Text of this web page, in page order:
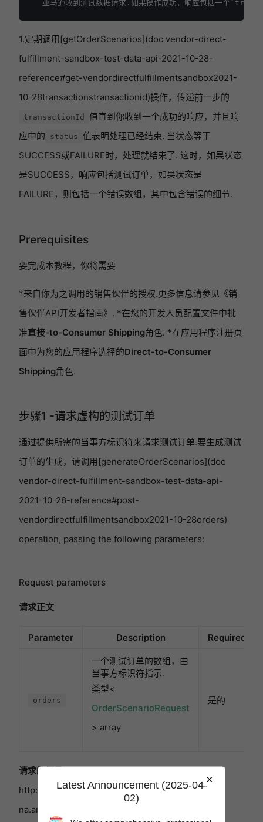
1.定期调用[getOrderScenarios](doc vendor-direct-
fulfillment-sandbox-test-data-api-2021-10-28-
reference#get-vendordirectfulfillmentsandbox2021-
10-28transactionstransactionid)操作，传递前一步的
transactionId
值直到你收到一个成功的响应，并且响
应中的
status 值表明处理已经结束. 当状态等于
SUCCESS或FAILURE时，处理就结束了. 这时，如果状态
是SUCCESS，响应包括测试订单，如果状态是
FAILURE，则包括一个错误数组，其中包含错误的细节.
Prerequisites
要完成本教程，你将需要
*来自你为之调用的销售伙伴的授权.更多信息请参见《销
售伙伴API开发者指南》. *在您的开发人员配置文件中批
准直接-to-Consumer Shipping角色. *在应用程序注册页
面中为您的应用程序选择的Direct-to-Consumer
Shipping角色.
步骤1 -请求虚构的测试订单
通过提供所需的当事方标识符来请求测试订单.要生成测试
订单的生成，请调用[generateOrderScenarios](doc
vendor-direct-fulfillment-sandbox-test-data-api-
2021-10-28-reference#post-
vendordirectfulfillmentsandbox2021-10-28orders)
operation, passing the following parameters:
Request parameters
请求正文
Parameter Description Required
orders
一个测试订单的数组，由
当事方标识符指示.
类型<
OrderScenarioRequest
> array
是的
请求的例子``plain POST
http://sandbox.sellingpartnerapi-
na.amazon.com//vendor/directFulfillment/
×
Latest Announcement (2025-04-
02)